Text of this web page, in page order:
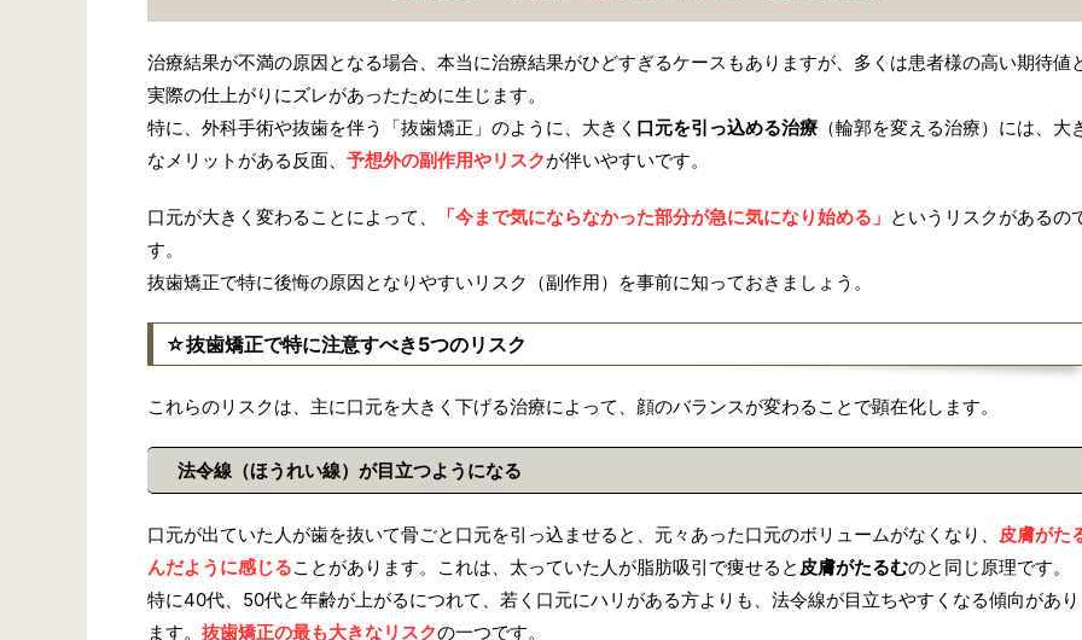
治療結果が不満の原因となる場合、本当に治療結果がひどすぎるケースもありますが、多くは患者様の高い期待値
実際の仕上がりにズレがあったために生じます。
特に、外科手術や抜歯を伴う「抜歯矯正」のように、大きく 口元を引っ込める治療 （輪郭を変える治療）には、大
なメリットがある反面、 予想外の副作用やリスクが伴いやすいです。
口元が大きく変わることによって、 「今まで気にならなかった部分が急に気になり始める」 というリスクがあるの
す。
抜歯矯正で特に後悔の原因となりやすいリスク（副作用）を事前に知っておきましょう。
☆抜歯矯正で特に注意すべき5つのリスク
これらのリスクは、主に口元を大きく下げる治療によって、顔のバランスが変わることで顕在化します。
法令線（ほうれい線）が目立つようになる
口元が出ていた人が歯を抜いて骨ごと口元を引っ込ませると、元々あった口元のボリュームがなくなり、 皮膚がた
んだように感じることがあります。これは、太っていた人が脂肪吸引で痩せると 皮膚がたるむのと同じ原理です。
特に40代、50代と年齢が上がるにつれて、若く口元にハリがある方よりも、法令線が目立ちやすくなる傾向があり
ます。 抜歯矯正の最も大きなリスクの一つです。